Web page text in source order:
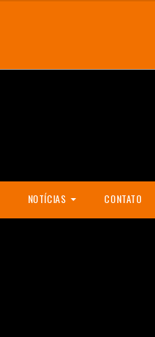
NOTÍCIAS CONTATO